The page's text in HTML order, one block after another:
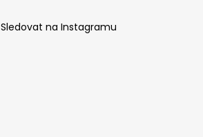
Sledovat na Instagramu